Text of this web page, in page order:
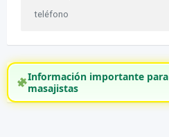
teléfono
Información importante para
masajistas